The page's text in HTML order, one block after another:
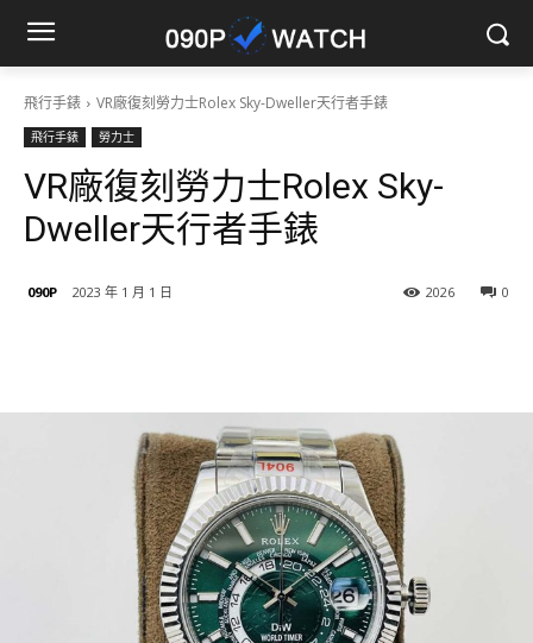
飛行手錶 VR廠復刻勞力士Rolex Sky-Dweller天行者手錶
飛行手錶 勞力士
VR廠復刻勞力士Rolex Sky-
Dweller天行者手錶
090P 2023 年 1 月 1 日 0
2026